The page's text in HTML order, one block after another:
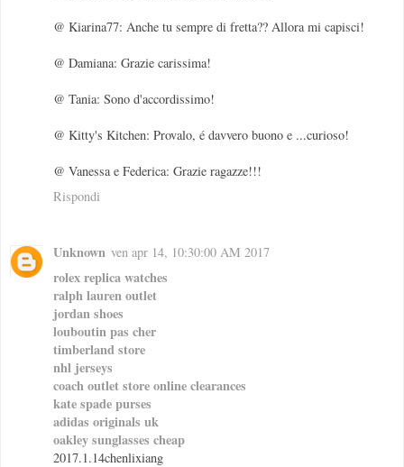
@ Kiarina77: Anche tu sempre di fretta?? Allora mi capisci!
@ Damiana: Grazie carissima!
@ Tania: Sono d'accordissimo!
@ Kitty's Kitchen: Provalo, é davvero buono e ...curioso!
@ Vanessa e Federica: Grazie ragazze!!!
Rispondi
Unknown ven apr 14, 10:30:00 AM 2017
rolex replica watches
ralph lauren outlet
jordan shoes
louboutin pas cher
timberland store
nhl jerseys
coach outlet store online clearances
kate spade purses
adidas originals uk
oakley sunglasses cheap
2017.1.14chenlixiang